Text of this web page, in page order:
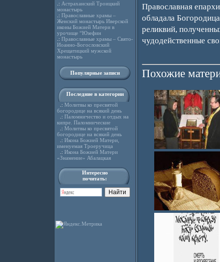
.: Астраханский Троицкий
монастырь
.: Православные храмы –
Женский монастырь Иверской
иконы Божией Матери в
урочище “Юзефин
.: Православные храмы – Свято-
Иоанно-Богословский
Хрещатицкий мужской
монастырь
Популярные записи
Последние в категории
.: Молитвы ко пресвятой
богородице на всякий день
.: Паломничество и отдых на
кипре. Паломнические
.: Молитвы ко пресвятой
богородице на всякий день
.: Икона Божией Матери,
именуемая Троеручица
.: Икона Божией Матери
«Знамение» Абалацкая
Интересно
почитать:
Православная
обладала
реликвий,
чудодейственные
Похожие